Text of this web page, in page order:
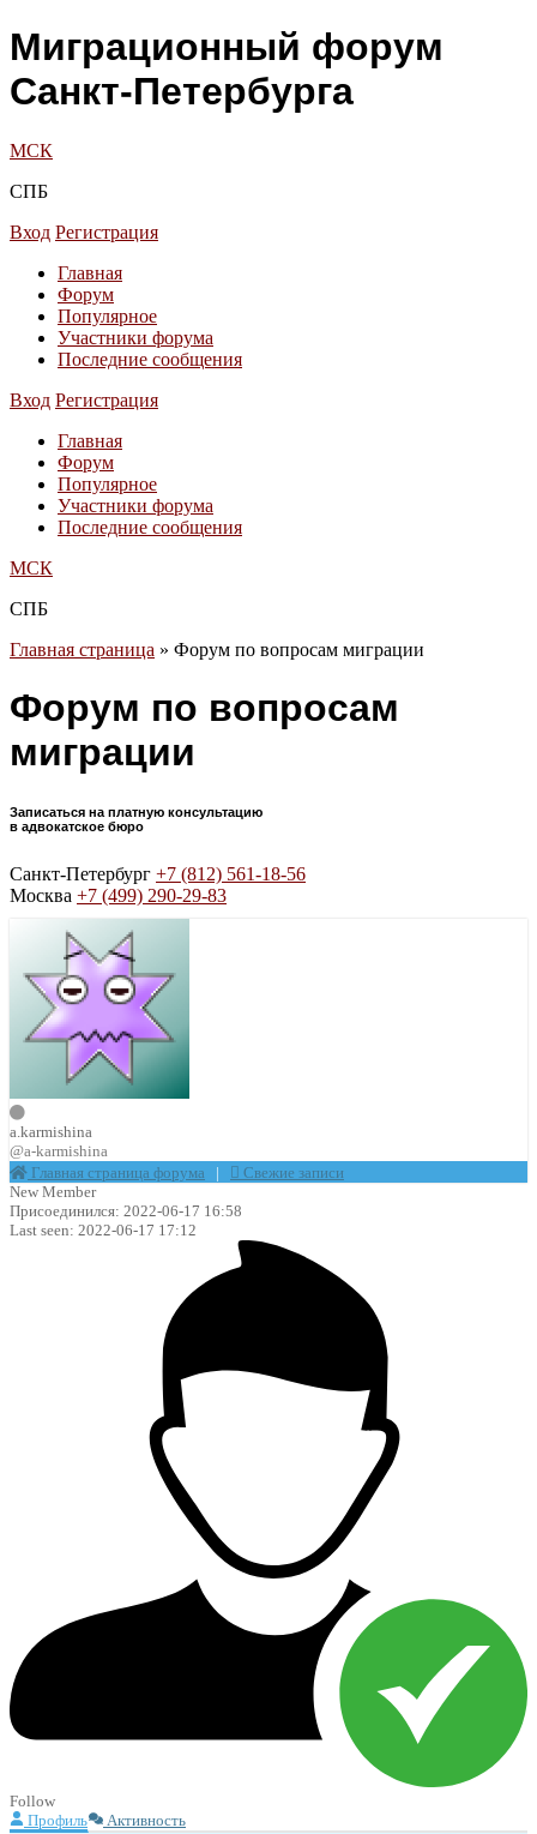
Миграционный форум
Санкт-Петербурга
МСК
СПБ
Вход Регистрация
Главная
Форум
Популярное
Участники форума
Последние сообщения
Вход Регистрация
Главная
Форум
Популярное
Участники форума
Последние сообщения
МСК
СПБ
Главная страница » Форум по вопросам миграции
Форум по вопросам
миграции
Записаться на платную консультацию
в адвокатское бюро
Санкт-Петербург +7 (812) 561-18-56
Москва +7 (499) 290-29-83
a.karmishina
@a-karmishina
Главная страница форума |
Свежие записи
New Member
Присоединился: 2022-06-17 16:58
Last seen: 2022-06-17 17:12
Follow
Профиль
Активность